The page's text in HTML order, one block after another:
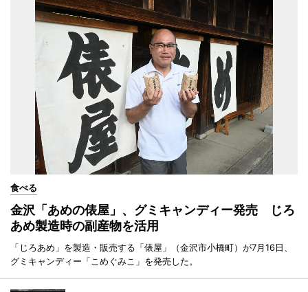
食べる
金沢「あめの俵屋」、グミキャンディー発売 じろ
あめ製造時の副産物を活用
「じろあめ」を製造・販売する「俵屋」（金沢市小橋町）が7月16日、
グミキャンディー「こめぐみこ」を発売した。